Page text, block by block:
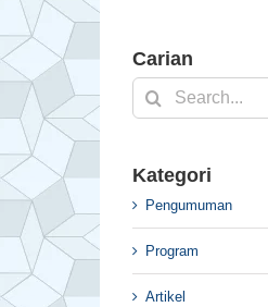
Carian
Search
for:
Kategori
Pengumuman
Program
Artikel